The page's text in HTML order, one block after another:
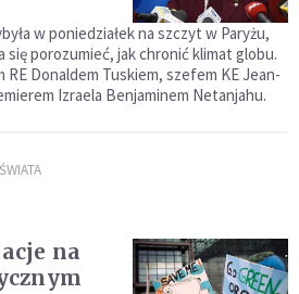
w poniedziałek na szczyt w Paryżu,
się porozumieć, jak chronić klimat globu.
RE Donaldem Tuskiem, szefem KE Jean-
Izraela Benjaminem Netanjahu.
na